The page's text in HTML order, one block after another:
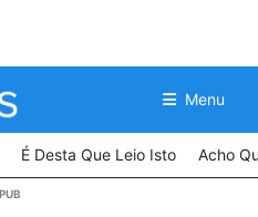
Menu
É Desta Que Leio Isto Acho